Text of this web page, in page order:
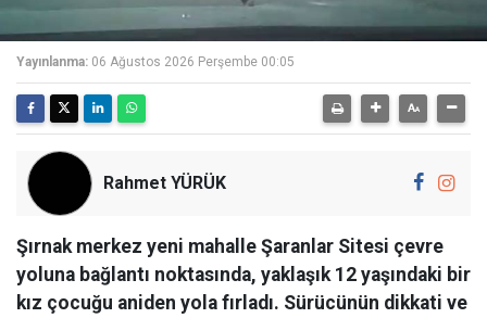
Yayınlanma: 06 Ağustos 2026 Perşembe 00:05
Rahmet YÜRÜK
Şırnak merkez yeni mahalle Şaranlar Sitesi çevre
yoluna bağlantı noktasında, yaklaşık 12 yaşındaki bir
kız çocuğu aniden yola fırladı. Sürücünün dikkati ve